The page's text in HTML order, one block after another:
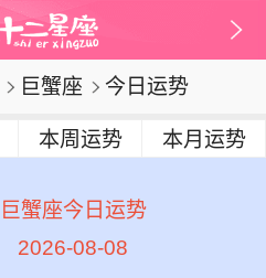
巨蟹座 今日运势
本周运势 本月运势
巨蟹座今日运势
2026-08-08